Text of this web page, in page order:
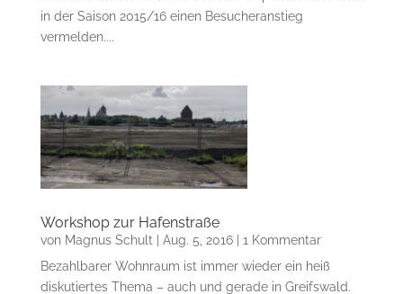
in der Saison 2015/16 einen Besucheranstieg
vermelden....
Workshop zur Hafenstraße
von Magnus Schult| Aug. 5, 2016| 1 Kommentar
Bezahlbarer Wohnraum ist immer wieder ein heiß
diskutiertes Thema – auch und gerade in Greifswald.